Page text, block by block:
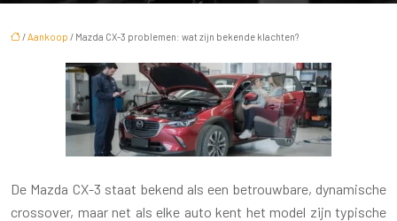
/Aankoop / Mazda CX-3 problemen: wat zijn bekende klachten?
De Mazda CX-3 staat bekend als een betrouwbare, dynamische
crossover, maar net als elke auto kent het model zijn typische